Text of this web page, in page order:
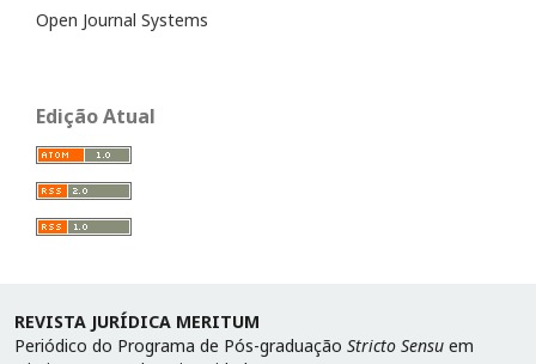
Open Journal Systems
Edição Atual
REVISTA JURÍDICA MERITUM
Periódico do Programa de Pós-graduação Stricto Sensu em